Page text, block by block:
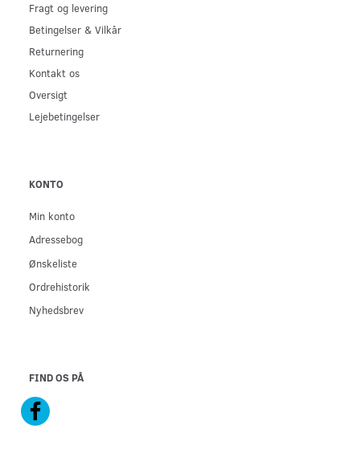
Fragt og levering
Betingelser & Vilkår
Returnering
Kontakt os
Oversigt
Lejebetingelser
KONTO
Min konto
Adressebog
Ønskeliste
Ordrehistorik
Nyhedsbrev
FIND OS PÅ